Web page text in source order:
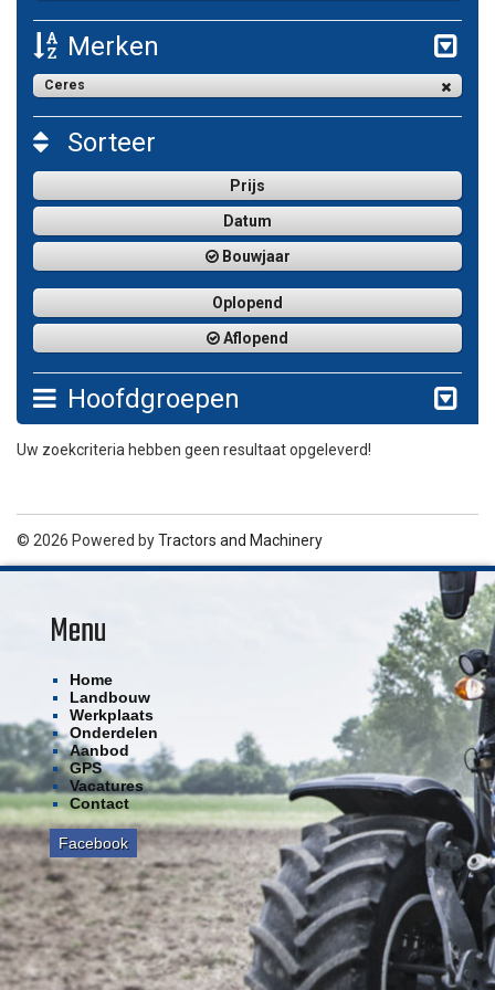
Merken
Ceres
Sorteer
Prijs
Datum
Bouwjaar
Oplopend
Aflopend
Hoofdgroepen
Uw zoekcriteria hebben geen resultaat opgeleverd!
© 2026 Powered byTractors and Machinery
Menu
Home
Landbouw
Werkplaats
Onderdelen
Aanbod
GPS
Vacatures
Contact
Facebook